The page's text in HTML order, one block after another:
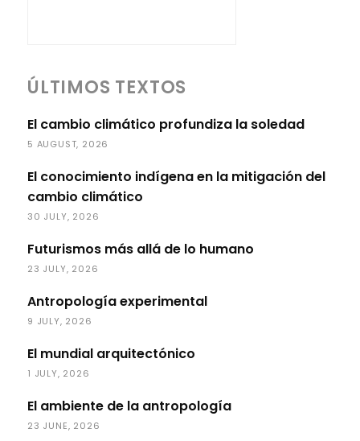
ÚLTIMOS TEXTOS
El cambio climático profundiza la soledad
5 AUGUST, 2026
El conocimiento indígena en la mitigación del
cambio climático
30 JULY, 2026
Futurismos más allá de lo humano
23 JULY, 2026
Antropología experimental
9 JULY, 2026
El mundial arquitectónico
1 JULY, 2026
El ambiente de la antropología
23 JUNE, 2026